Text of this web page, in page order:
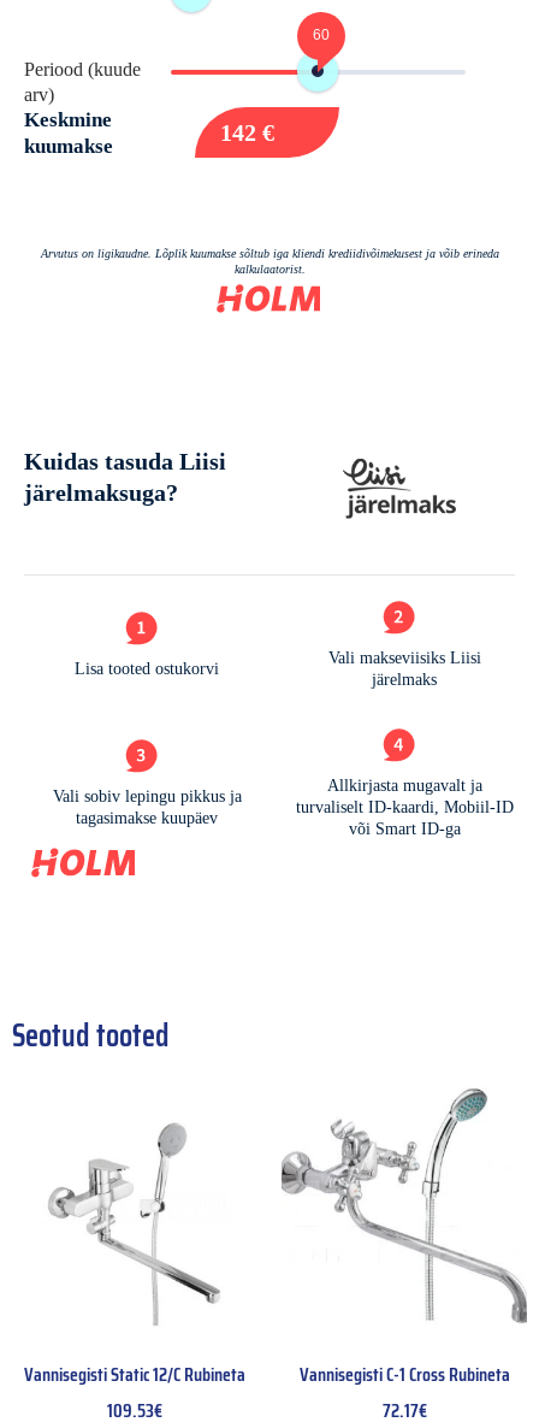
Seotud tooted
Vannisegisti Static 12/C Rubineta
109.53€
Vannisegisti C-1 Cross Rubineta
72.17€